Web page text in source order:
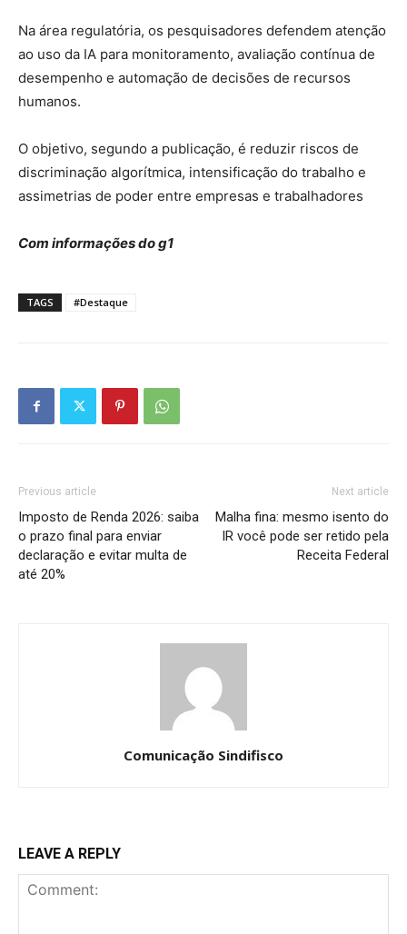
Na área regulatória, os pesquisadores defendem atenção
ao uso da IA para monitoramento, avaliação contínua de
desempenho e automação de decisões de recursos
humanos.
O objetivo, segundo a publicação, é reduzir riscos de
discriminação algorítmica, intensificação do trabalho e
assimetrias de poder entre empresas e trabalhadores
Com informações do g1
TAGS #Destaque
Previous article
Imposto de Renda 2026: saiba
o prazo final para enviar
declaração e evitar multa de
até 20%
Next article
Malha fina: mesmo isento do
IR você pode ser retido pela
Receita Federal
Comunicação Sindifisco
LEAVE A REPLY